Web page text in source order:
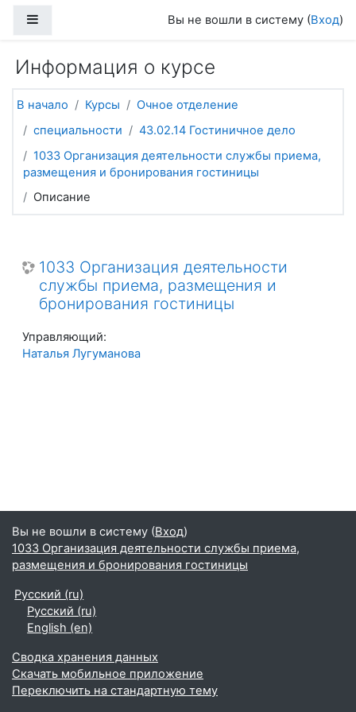
Вы не вошли в систему (Вход)
Информация о курсе
В начало Курсы
Очное отделение
специальности
43.02.14 Гостиничное дело
1033 Организация деятельности службы приема,
размещения и бронирования гостиницы
Описание
1033 Организация деятельности
службы приема, размещения и
бронирования гостиницы
Управляющий:
Наталья Лугуманова
Вы не вошли в систему (Вход)
1033 Организация деятельности службы приема,
размещения и бронирования гостиницы
Русский ‎(ru)‎
Русский ‎(ru)‎
English ‎(en)‎
Сводка хранения данных
Скачать мобильное приложение
Переключить на стандартную тему